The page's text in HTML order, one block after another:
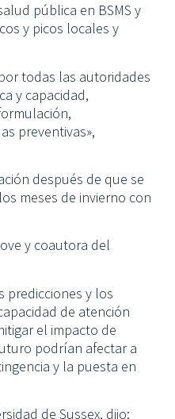
pública en BSMS y
y picos locales y
todas las autoridades
y capacidad,
preventivas»,
después de que se
meses de invierno con
y coautora del
predicciones y los
de atención
el impacto de
podrían afectar a
y la puesta en
de Sussex, dijo: